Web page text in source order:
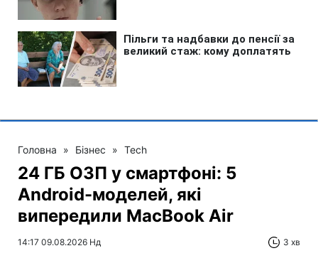
Головна » Бізнес » Tech
24 ГБ ОЗП у смартфоні: 5
Android-моделей, які
випередили MacBook Air
14:17 09.08.2026 Нд 3 хв